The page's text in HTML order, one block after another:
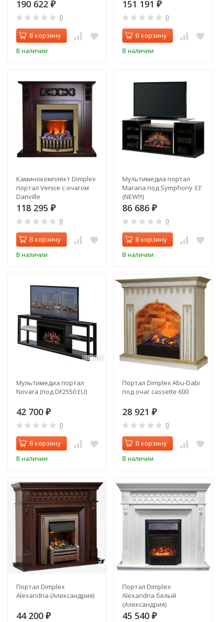
190 622 ₽
0
В корзину
В наличии
151 191 ₽
0
В корзину
В наличии
Каминокомплект Dimplex
портал Venice с очагом
Danville
118 295 ₽
0
В корзину
В наличии
Мультимедиа портал
Marana под Symphony 33’
(NEW!!!)
86 686 ₽
0
В корзину
В наличии
Мультимедиа портал
Novara (под DF2550 EU)
42 700 ₽
0
В корзину
В наличии
Портал Dimplex Abu-Dabi
под очаг cassette 600
28 921 ₽
0
В корзину
В наличии
Портал Dimplex
Alexandria (Александрия)
44 200 ₽
Портал Dimplex
Alexandria белый
(Александрия)
45 540 ₽